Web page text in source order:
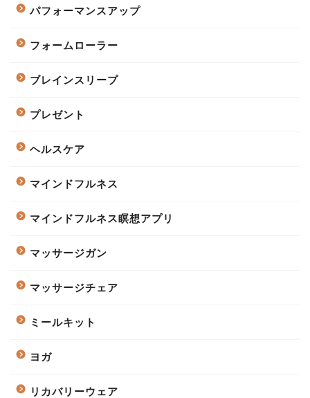
パフォーマンスアップ
フォームローラー
ブレインスリープ
プレゼント
ヘルスケア
マインドフルネス
マインドフルネス瞑想アプリ
マッサージガン
マッサージチェア
ミールキット
ヨガ
リカバリーウェア